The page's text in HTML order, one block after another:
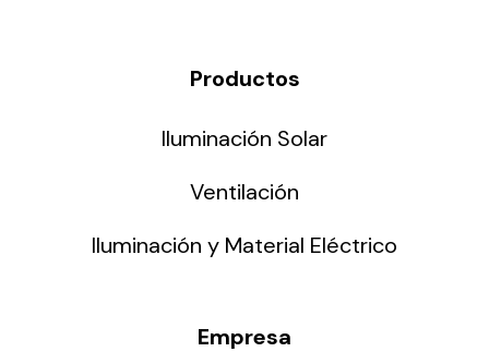
Productos
Iluminación Solar
Ventilación
Iluminación y Material Eléctrico
Empresa